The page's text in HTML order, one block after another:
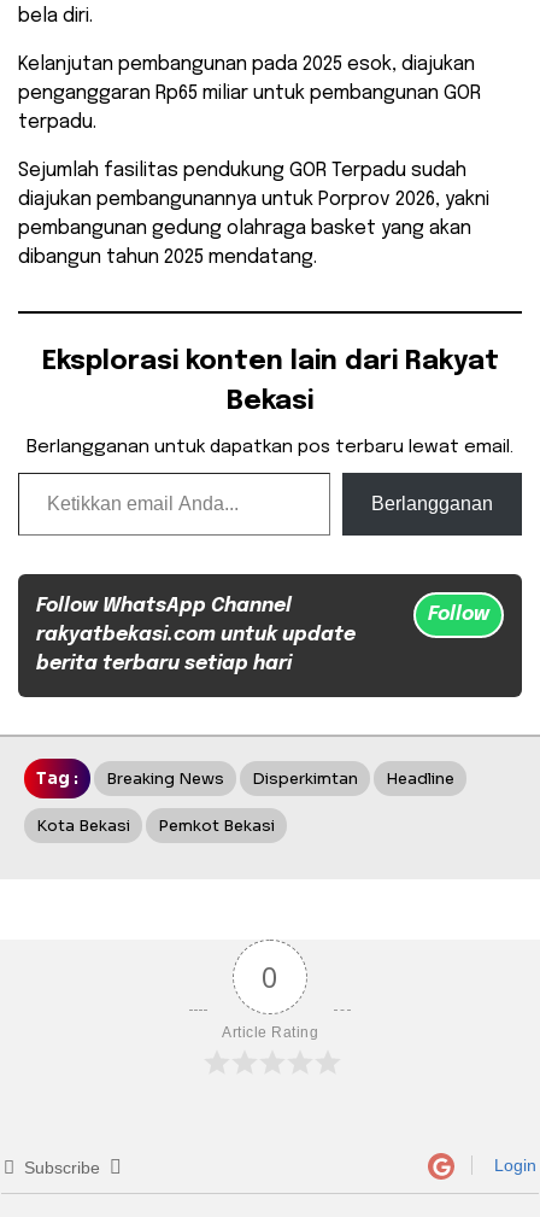
bela diri.
Kelanjutan pembangunan pada 2025 esok, diajukan
penganggaran Rp65 miliar untuk pembangunan GOR
terpadu.
Sejumlah fasilitas pendukung GOR Terpadu sudah
diajukan pembangunannya untuk Porprov 2026, yakni
pembangunan gedung olahraga basket yang akan
dibangun tahun 2025 mendatang.
Eksplorasi konten lain dari Rakyat
Bekasi
Berlangganan untuk dapatkan pos terbaru lewat email.
Ketikkan email Anda...
Berlangganan
Follow WhatsApp Channel
rakyatbekasi.com untuk update
berita terbaru setiap hari
Follow
Tag : Breaking News Disperkimtan Headline
Kota Bekasi Pemkot Bekasi
0
Article Rating
Subscribe Login